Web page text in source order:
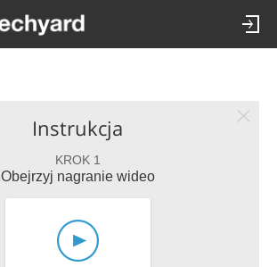
Instrukcja
KROK 1
Obejrzyj nagranie wideo